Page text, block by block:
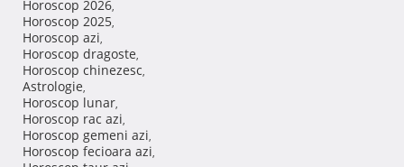
Horoscop 2026,
Horoscop 2025,
Horoscop azi,
Horoscop dragoste,
Horoscop chinezesc,
Astrologie,
Horoscop lunar,
Horoscop rac azi,
Horoscop gemeni azi,
Horoscop fecioara azi,